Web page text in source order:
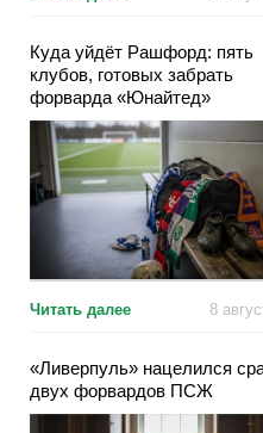
Куда уйдёт Рашфорд: пять
клубов, готовых забрать
форварда «Юнайтед»
Читать далее 8
«Ливерпуль» нацелился
двух форвардов ПСЖ